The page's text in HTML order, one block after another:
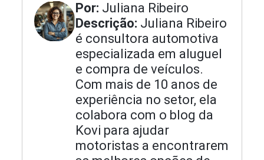
Por: Juliana Ribeiro
Descrição: Juliana Ribeiro
é consultora automotiva
especializada em aluguel
e compra de veículos.
Com mais de 10 anos de
experiência no setor, ela
colabora com o blog da
Kovi para ajudar
motoristas a encontrarem